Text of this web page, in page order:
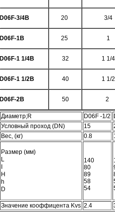
D06F-3/4B 20 3/4
D06F-1B 25 1
D06F-1 1/4B 32 1 1/4
D06F-1 1/2B 40 1 1/2
D06F-2B 50 2
Диаметр;R D06F -1/2
Условный проход (DN)
15
Вес, (кг)
0.8
Размер (мм)
L
H
h
D
140
80
89
58
54
Значение кооффицента Kvs 2.4